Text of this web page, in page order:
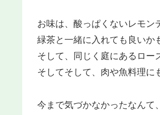
お味は、酸っぱくないレモン
緑茶と一緒に入れても良いか
そして、同じく庭にあるロー
そしてそして、肉や魚料理に
今まで気づかなかったなんて